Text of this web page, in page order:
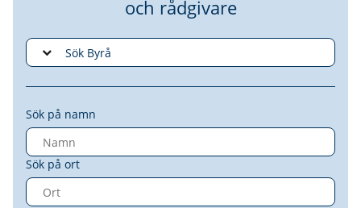
och rådgivare
Sök på namn
Sök på ort